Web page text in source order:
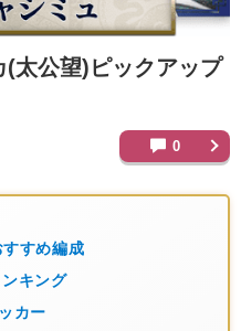
(太公望)ピックアップ
0
すめ編成
キング
カー